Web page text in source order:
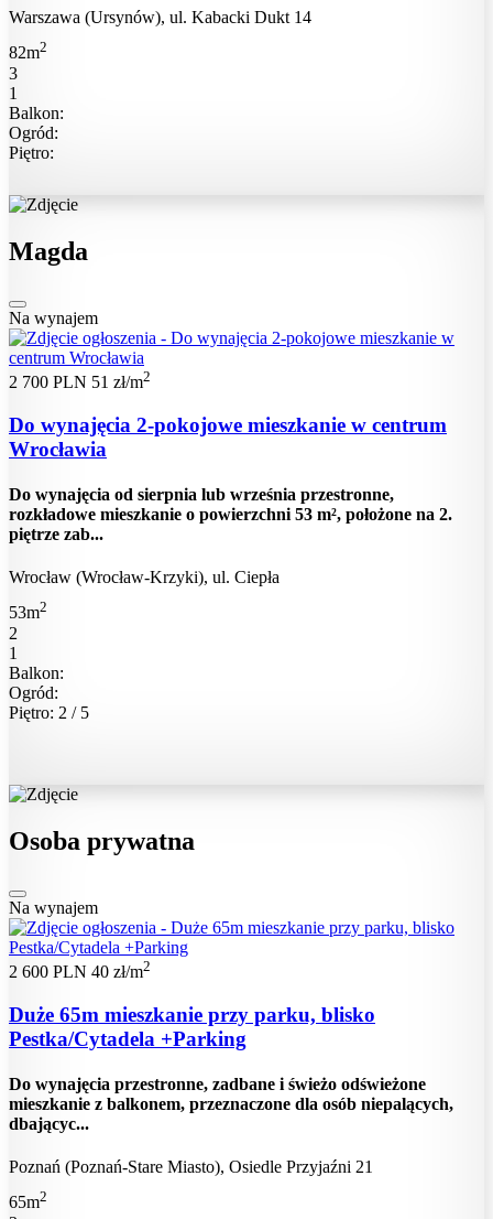
Warszawa (Ursynów), ul. Kabacki Dukt 14
82m2
3
1
Balkon:
Ogród:
Piętro:
Magda
Na wynajem
2 700 PLN 51 zł/m2
Do wynajęcia 2-pokojowe mieszkanie w centrum
Wrocławia
Do wynajęcia od sierpnia lub września przestronne,
rozkładowe mieszkanie o powierzchni 53 m², położone na 2.
piętrze zab...
Wrocław (Wrocław-Krzyki), ul. Ciepła
53m2
2
1
Balkon:
Ogród:
Piętro: 2 / 5
Osoba prywatna
Na wynajem
2 600 PLN 40 zł/m2
Duże 65m mieszkanie przy parku, blisko
Pestka/Cytadela +Parking
Do wynajęcia przestronne, zadbane i świeżo odświeżone
mieszkanie z balkonem, przeznaczone dla osób niepalących,
dbającyc...
Poznań (Poznań-Stare Miasto), Osiedle Przyjaźni 21
65m2